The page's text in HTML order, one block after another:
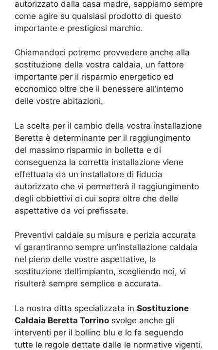
autorizzato dalla casa madre, sappiamo sempre
come agire su qualsiasi prodotto di questo
importante e prestigiosi marchio.
Chiamandoci potremo provvedere anche alla
sostituzione della vostra caldaia, un fattore
importante per il risparmio energetico ed
economico oltre che il benessere all’interno
delle vostre abitazioni.
La scelta per il cambio della vostra installazione
Beretta è determinante per il raggiungimento
del massimo risparmio in bolletta e di
conseguenza la corretta installazione viene
effettuata da un installatore di fiducia
autorizzato che vi permetterà il raggiungimento
degli obbiettivi di cui sopra oltre che delle
aspettative da voi prefissate.
Preventivi caldaie su misura e perizia accurata
vi garantiranno sempre un’installazione caldaia
nel pieno delle vostre aspettative, la
sostituzione dell’impianto, scegliendo noi, vi
risulterà sempre semplice e accurata.
La nostra ditta specializzata in Sostituzione
Caldaia Beretta Torrino svolge anche gli
interventi per il bollino blu e lo fa seguendo
tutte le regole dettate dalle le normative vigenti.